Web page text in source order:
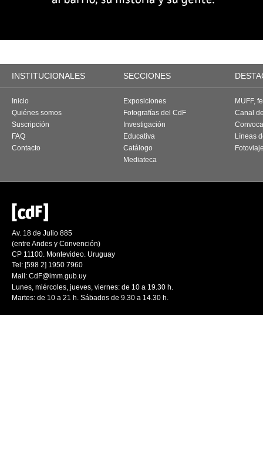
INSTITUCIONALES SECCIONES
Inicio
Quiénes somos
Suscripción
FAQ
Contacto
Exposiciones
Fotografías del CdF
Investigación
Educativa
Catálogo
Mediateca
MUFF,
Canal
Líneas
Av. 18 de Julio 885
(entre Andes y Convención)
CP 11100. Montevideo. Uruguay
Tel: [598 2] 1950 7960
Mail: CdF@imm.gub.uy
Lunes, miércoles, jueves, viernes: de 10 a 19.30 h.
Martes: de 10 a 21 h. Sábados de 9.30 a 14.30 h.